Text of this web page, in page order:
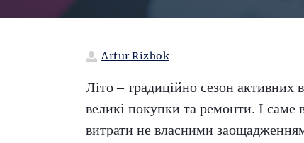
Artur Rizhok
Літо – традиційно сезон активних
великі покупки та ремонти. І саме
витрати не власними